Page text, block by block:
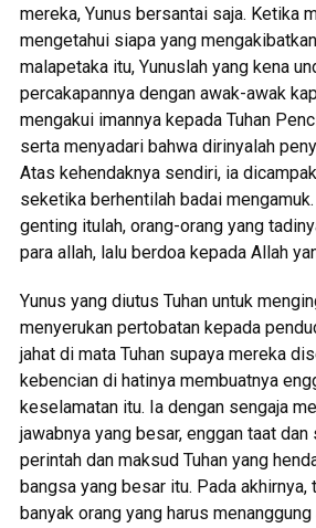
mereka, Yunus bersantai saja. Ketika
mengetahui siapa yang
malapetaka itu, Yunuslah yang kena
percakapannya dengan awak-awak
mengakui imannya kepada Tuhan
serta menyadari bahwa dirinyalah
Atas kehendaknya sendiri, ia
seketika berhentilah badai
genting itulah, orang-orang yang
para allah, lalu berdoa kepada Allah
Yunus yang diutus Tuhan untuk
menyerukan pertobatan kepada
jahat di mata Tuhan supaya mereka
kebencian di hatinya membuatnya
keselamatan itu. Ia dengan sengaja
jawabnya yang besar, enggan taat
perintah dan maksud Tuhan yang
bangsa yang besar itu. Pada akhirnya,
banyak orang yang harus